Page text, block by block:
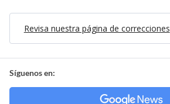
Revisa nuestra página de correcciones
Síguenos en: